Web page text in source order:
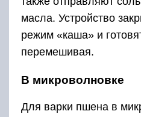
масла. Устройство
режим «каша» и
перемешивая.
В микроволновке
Для варки пшена в